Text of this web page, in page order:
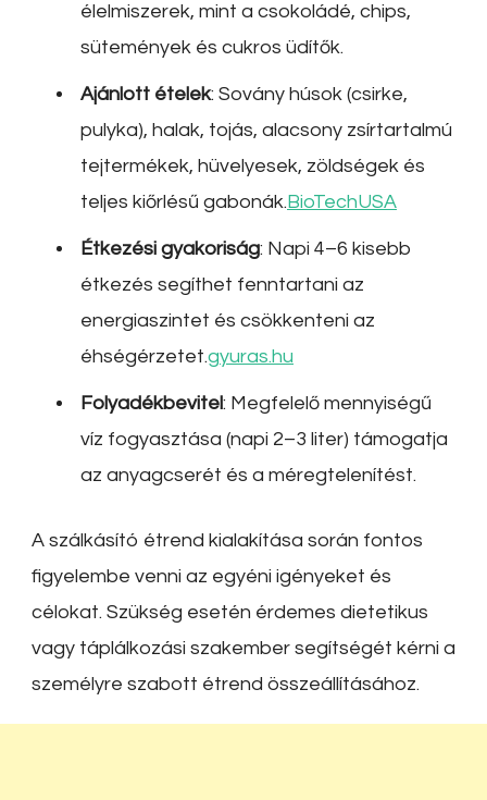
élelmiszerek, mint a csokoládé, chips,
sütemények és cukros üdítők.
Ajánlott ételek: Sovány húsok (csirke,
pulyka), halak, tojás, alacsony zsírtartalmú
tejtermékek, hüvelyesek, zöldségek és
teljes kiőrlésű gabonák. BioTechUSA
Étkezési gyakoriság: Napi 4–6 kisebb
étkezés segíthet fenntartani az
energiaszintet és csökkenteni az
éhségérzetet.gyuras.hu
Folyadékbevitel: Megfelelő mennyiségű
víz fogyasztása (napi 2–3 liter) támogatja
az anyagcserét és a méregtelenítést.
A szálkásító étrend kialakítása során fontos
figyelembe venni az egyéni igényeket és
célokat. Szükség esetén érdemes dietetikus
vagy táplálkozási szakember segítségét kérni a
személyre szabott étrend összeállításához.